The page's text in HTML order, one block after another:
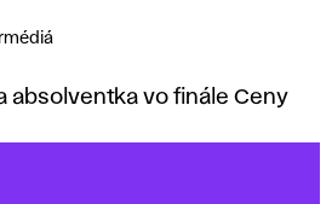
absolventka vo finále Ceny